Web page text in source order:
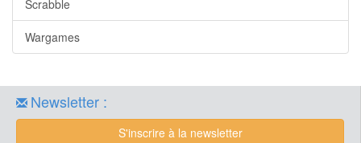
Scrabble
Wargames
Newsletter :
S'inscrire à la newsletter